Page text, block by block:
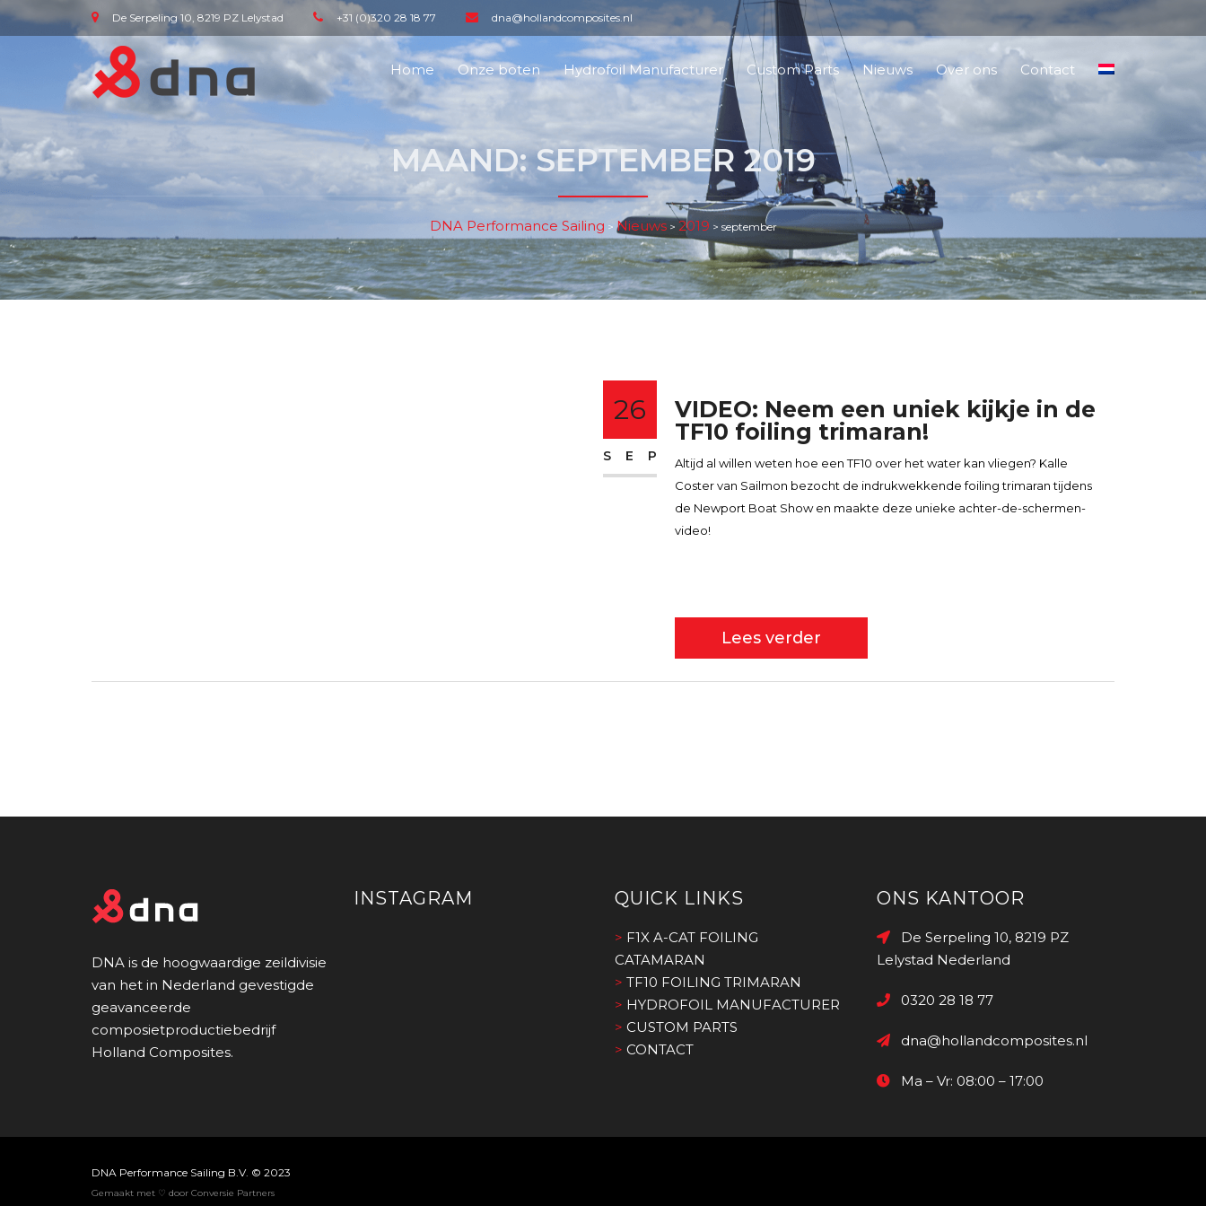
De Serpeling 10, 8219 PZ Lelystad +31 (0)320 28 18 77 dna@hollandcomposites.nl
Home Onze boten Hydrofoil Manufacturer Custom Parts Nieuws Over ons Contact
MAAND:SEPTEMBER 2019
DNA Performance Sailing > Nieuws> 2019 > september
26
SEP
VIDEO: Neem een uniek kijkje in de
TF10 foiling trimaran!
Altijd al willen weten hoe een TF10 over het water kan vliegen? Kalle
Coster van Sailmon bezocht de indrukwekkende foiling trimaran tijdens
de Newport Boat Show en maakte deze unieke achter-de-schermen-
video!
Lees verder
DNA is de hoogwaardige zeildivisie
van het in Nederland gevestigde
geavanceerde
composietproductiebedrijf
Holland Composites.
INSTAGRAM QUICK LINKS
> F1X A-CAT FOILING
CATAMARAN
> TF10 FOILING TRIMARAN
> HYDROFOIL MANUFACTURER
> CUSTOM PARTS
> CONTACT
ONS KANTOOR
De Serpeling 10, 8219 PZ
Lelystad Nederland
0320 28 18 77
dna@hollandcomposites.nl
Ma – Vr: 08:00 – 17:00
DNA Performance Sailing B.V. © 2023
Gemaakt met ♡ door Conversie Partners